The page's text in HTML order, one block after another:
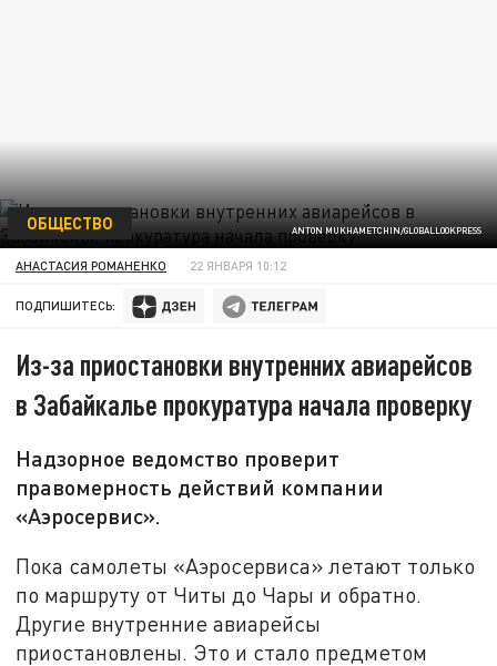
ANTON MUKHAMETCHIN/GLOBALLOOKPRESS
ОБЩЕСТВО
АНАСТАСИЯ РОМАНЕНКО 22 ЯНВАРЯ 10:12
ПОДПИШИТЕСЬ:
Из-за приостановки внутренних авиарейсов
в Забайкалье прокуратура начала проверку
Надзорное ведомство проверит
правомерность действий компании
«Аэросервис».
Пока самолеты «Аэросервиса» летают только
по маршруту от Читы до Чары и обратно.
Другие внутренние авиарейсы
приостановлены. Это и стало предметом